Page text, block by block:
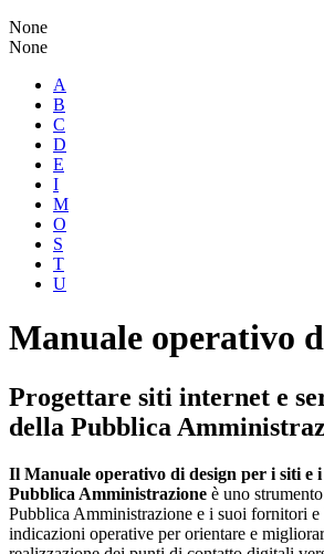
None
None
A
B
C
D
E
I
M
O
S
T
U
Manuale operativo
Progettare siti internet e
della Pubblica
Il Manuale operativo di design per i siti e
Pubblica Amministrazione è uno
Pubblica Amministrazione e i suoi fornitori
indicazioni operative per orientare e